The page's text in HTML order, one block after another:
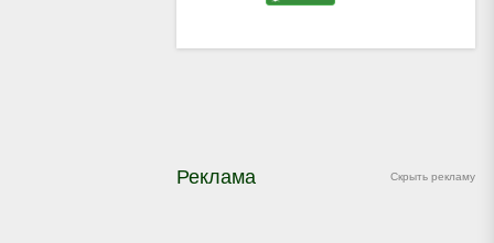
Скрыть рекламу
Реклама